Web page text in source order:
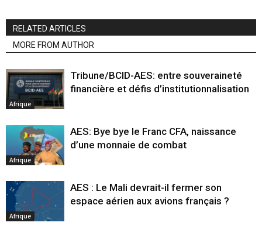
RELATED ARTICLES
MORE FROM AUTHOR
Afrique
Tribune/BCID-AES: entre souveraineté
financière et défis d’institutionnalisation
Afrique
AES: Bye bye le Franc CFA, naissance
d’une monnaie de combat
Afrique
AES : Le Mali devrait-il fermer son
espace aérien aux avions français ?